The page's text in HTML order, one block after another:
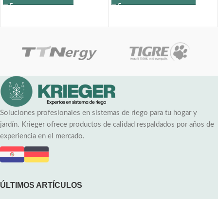
Soluciones profesionales en sistemas de riego para tu hogar y
jardín. Krieger ofrece productos de calidad respaldados por años de
experiencia en el mercado.
ÚLTIMOS ARTÍCULOS